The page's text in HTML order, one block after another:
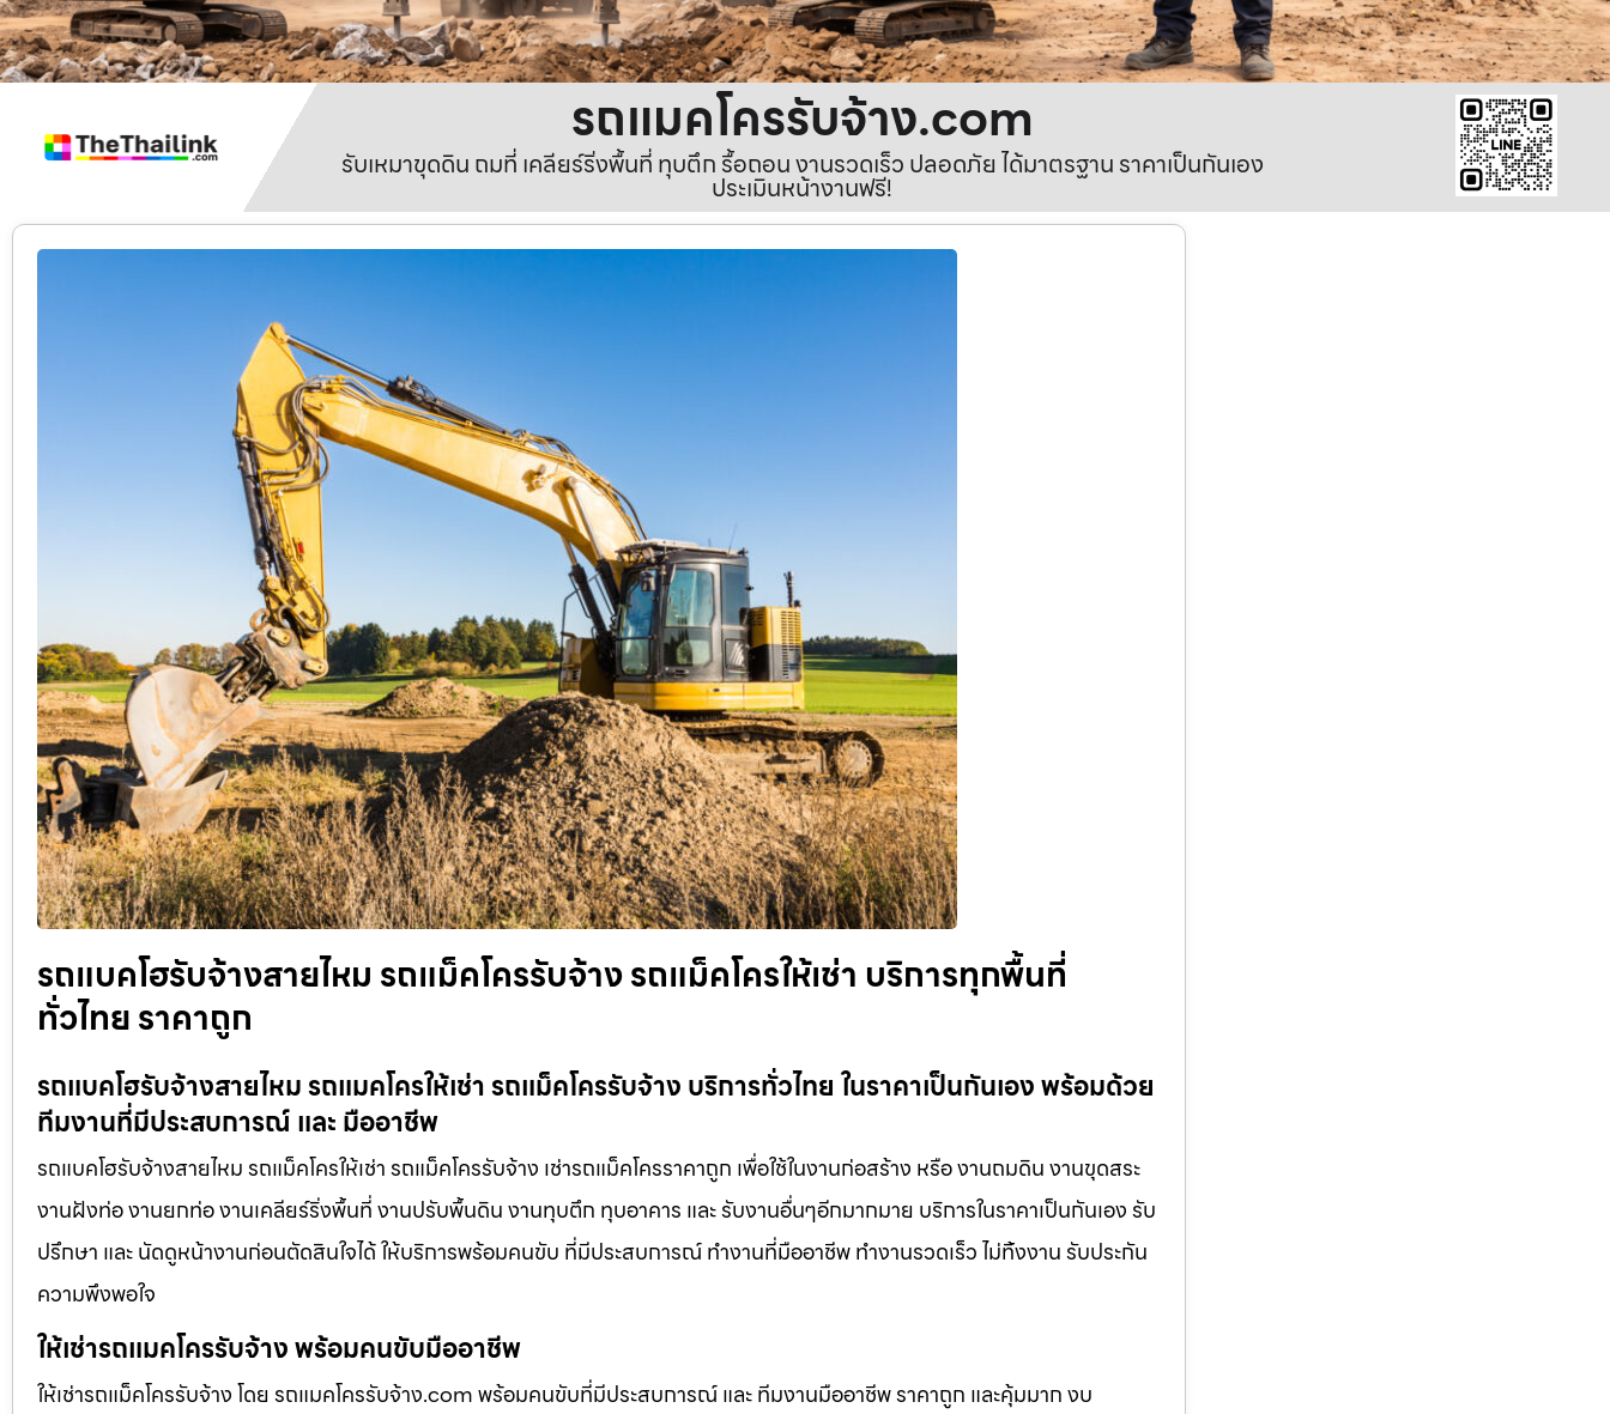
รถแมคโครรับจ้าง.com
รับเหมาขุดดิน ถมที่ เคลียร์ริ่งพื้นที่ ทุบตึก รื้อถอน งานรวดเร็ว ปลอดภัย ได้มาตรฐาน ราคาเป็นกันเอง
ประเมินหน้างานฟรี!
รถแบคโฮรับจ้างสายไหม รถแม็คโครรับจ้าง รถแม็คโครให้เช่า บริการทุกพื้นที่
ทั่วไทย ราคาถูก
รถแบคโฮรับจ้างสายไหม รถแมคโครให้เช่า รถแม็คโครรับจ้าง บริการทั่วไทย ในราคาเป็นกันเอง พร้อมด้วย
ทีมงานที่มีประสบการณ์ และ มืออาชีพ
รถแบคโฮรับจ้างสายไหม รถแม็คโครให้เช่า รถแม็คโครรับจ้าง เช่ารถแม็คโครราคาถูก เพื่อใช้ในงานก่อสร้าง หรือ งานถมดิน งานขุดสระ
งานฝังท่อ งานยกท่อ งานเคลียร์ริ่งพื้นที่ งานปรับพื้นดิน งานทุบตึก ทุบอาคาร และ รับงานอื่นๆอีกมากมาย บริการในราคาเป็นกันเอง รับ
ปรึกษา และ นัดดูหน้างานก่อนตัดสินใจได้ ให้บริการพร้อมคนขับ ที่มีประสบการณ์ ทำงานที่มืออาชีพ ทำงานรวดเร็ว ไม่ทิ้งงาน รับประกัน
ความพึงพอใจ
ให้เช่ารถแมคโครรับจ้าง พร้อมคนขับมืออาชีพ
ให้เช่ารถแม็คโครรับจ้าง โดย รถแมคโครรับจ้าง.com พร้อมคนขับที่มีประสบการณ์ และ ทีมงานมืออาชีพ ราคาถูก และคุ้มมาก งบ